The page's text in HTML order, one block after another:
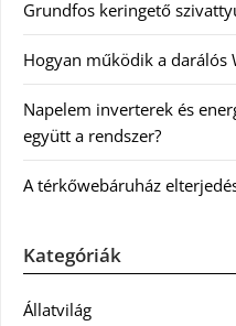
Grundfos keringető
Hogyan működik a darálós
Napelem inverterek és
együtt a rendszer?
A térkőwebáruház
Kategóriák
Állatvilág